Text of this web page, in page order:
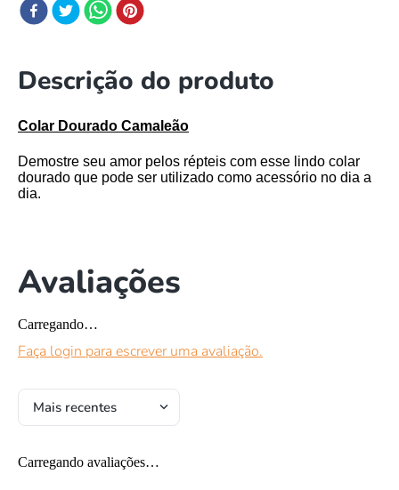
Descrição do produto
Colar Dourado Camaleão
Demostre seu amor pelos répteis com esse lindo colar
dourado que pode ser utilizado como acessório no dia a
dia.
Avaliações
Carregando…
Faça login para escrever uma avaliação.
Mais recentes
Carregando avaliações…